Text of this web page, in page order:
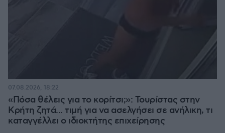
«Πόσα θέλεις για το κορίτσι;»: Τουρίστας στην
Κρήτη ζητά... τιμή για να ασελγήσει σε ανήλικη, τι
καταγγέλλει ο ιδιοκτήτης επιχείρησης
07.08.2026, 18:22